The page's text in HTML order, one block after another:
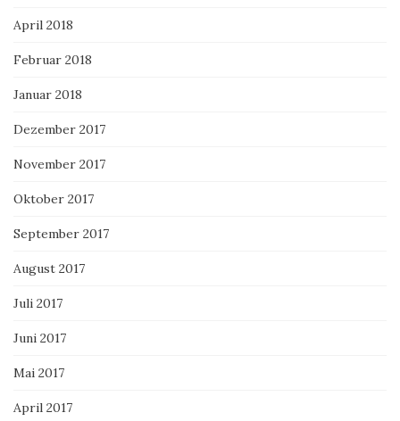
April 2018
Februar 2018
Januar 2018
Dezember 2017
November 2017
Oktober 2017
September 2017
August 2017
Juli 2017
Juni 2017
Mai 2017
April 2017